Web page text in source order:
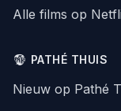
Alle films op
PATHÉ THUIS
Nieuw op Pathé